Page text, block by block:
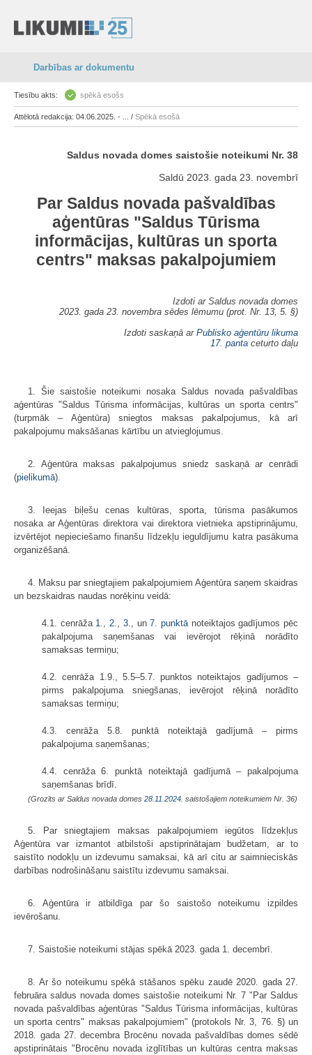
Darbības ar dokumentu
Tiesību akts: spēkā esošs
Attēlotā redakcija: 04.06.2025. - ... / Spēkā esošā
Saldus novada domes saistošie noteikumi Nr. 38
Saldū 2023. gada 23. novembrī
Par Saldus novada pašvaldības
aģentūras "Saldus Tūrisma
informācijas, kultūras un sporta
centrs" maksas pakalpojumiem
Izdoti ar Saldus novada domes
2023. gada 23. novembra sēdes lēmumu (prot. Nr. 13, 5. §)
Izdoti saskaņā ar Publisko aģentūru likuma
17. panta ceturto daļu
1. Šie saistošie noteikumi nosaka Saldus novada pašvaldības
aģentūras "Saldus Tūrisma informācijas, kultūras un sporta centrs"
(turpmāk – Aģentūra) sniegtos maksas pakalpojumus, kā arī
pakalpojumu maksāšanas kārtību un atvieglojumus.
2. Aģentūra maksas pakalpojumus sniedz saskaņā ar cenrādi
(pielikumā).
3. Ieejas biļešu cenas kultūras, sporta, tūrisma pasākumos
nosaka ar Aģentūras direktora vai direktora vietnieka apstiprinājumu,
izvērtējot nepieciešamo finanšu līdzekļu ieguldījumu katra pasākuma
organizēšanā.
4. Maksu par sniegtajiem pakalpojumiem Aģentūra saņem skaidras
un bezskaidras naudas norēķinu veidā:
4.1. cenrāža 1. 2. 3. , un7. punktānoteiktajos gadījumos pēc
pakalpojuma saņemšanas vai ievērojot rēķinā norādīto
samaksas termiņu;
4.2. cenrāža 1.9., 5.5–5.7. punktos noteiktajos gadījumos –
pirms pakalpojuma sniegšanas, ievērojot rēķinā norādīto
samaksas termiņu;
4.3. cenrāža 5.8. punktā noteiktajā gadījumā – pirms
pakalpojuma saņemšanas;
4.4. cenrāža 6. punktā noteiktajā gadījumā – pakalpojuma
saņemšanas brīdī.
(Grozīts ar Saldus novada domes 28.11.2024. saistošajiem noteikumiem Nr. 36)
5. Par sniegtajiem maksas pakalpojumiem iegūtos līdzekļus
Aģentūra var izmantot atbilstoši apstiprinātajam budžetam, ar to
saistīto nodokļu un izdevumu samaksai, kā arī citu ar saimnieciskās
darbības nodrošināšanu saistītu izdevumu samaksai.
6. Aģentūra ir atbildīga par šo saistošo noteikumu izpildes
ievērošanu.
7. Saistošie noteikumi stājas spēkā 2023. gada 1. decembrī.
8. Ar šo noteikumu spēkā stāšanos spēku zaudē 2020. gada 27.
februāra saldus novada domes saistošie noteikumi Nr. 7 "Par Saldus
novada pašvaldības aģentūras "Saldus Tūrisma informācijas, kultūras
un sporta centrs" maksas pakalpojumiem" (protokols Nr. 3, 76. §) un
2018. gada 27. decembra Brocēnu novada pašvaldības domes sēdē
apstiprinātais "Brocēnu novada izglītības un kultūras centra maksas